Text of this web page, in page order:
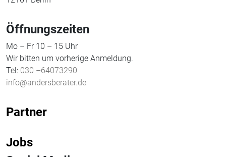
Öffnungszeiten
Mo – Fr 10 – 15 Uhr
Wir bitten um vorherige Anmeldung.
Tel: 030 –64073290
info@andersberater.de
Partner
Jobs